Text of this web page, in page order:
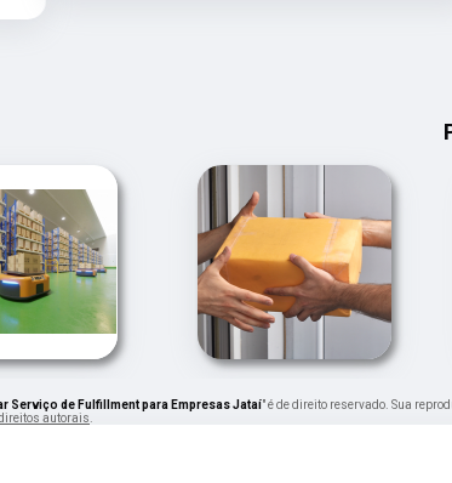
Serviço de Fulfillment para Empresas Jataí" é de direito reservado. Sua
autorais